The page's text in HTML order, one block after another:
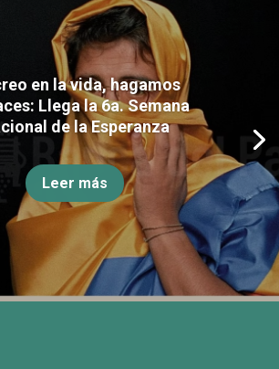
en la vida, hagamos
Llega la 6a. Semana
de la Esperanza
Leer más